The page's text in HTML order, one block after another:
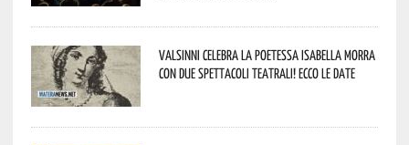
Valsinni celebra la poetessa Isabella Morra
con due spettacoli teatrali! Ecco le date